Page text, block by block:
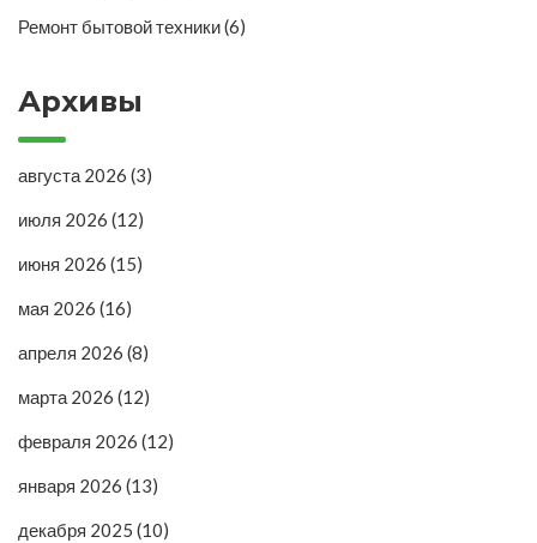
Ремонт бытовой техники(6)
Архивы
августа 2026 (3)
июля 2026 (12)
июня 2026 (15)
мая 2026 (16)
апреля 2026 (8)
марта 2026 (12)
февраля 2026 (12)
января 2026 (13)
декабря 2025 (10)